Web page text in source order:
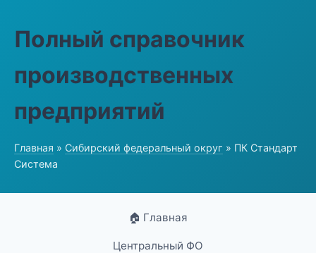
Полный справочник
производственных
предприятий
Главная » Сибирский федеральный округ » ПК Стандарт
Система
🏠 Главная
Центральный ФО